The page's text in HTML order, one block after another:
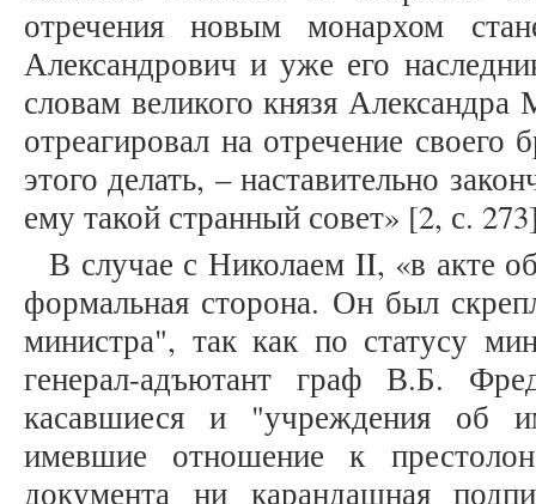
отречения новым монархом
Александрович и уже его
словам великого князя
отреагировал на отречение
этого делать, – наставительно
ему такой странный совет» [2, с.
В случае с Николаем II, «в акте
формальная сторона. Он был
министра", так как по статусу
генерал-адъютант граф В.Б.
касавшиеся и "учреждения об
имевшие отношение к
документа ни карандашная